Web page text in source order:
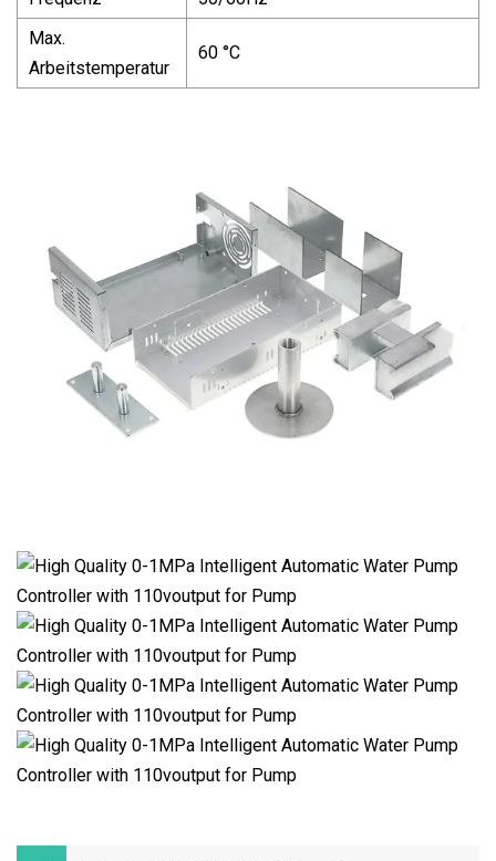
Max.
Arbeitstemperatur
60 °C